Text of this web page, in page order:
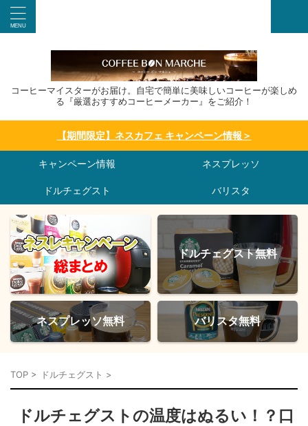
コーヒーマイスターがお届け。自宅で簡単に美味しいコーヒーが楽しめ
る『厳選おすすめコーヒーメーカー』をご紹介！
【期間限定】ネスカフェ キャンペーン情報＞
キャンペーン情報 ネスプレッソ
ドルチェグスト バリスタ
ドルチェグスト無料
ネスプレッソ無料 バリスタ無料
TOP > ドルチェグスト >
ドルチェグストの温度はぬるい！？口